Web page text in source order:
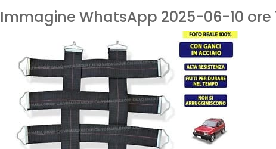
Immagine WhatsApp 2025-06-10 ore